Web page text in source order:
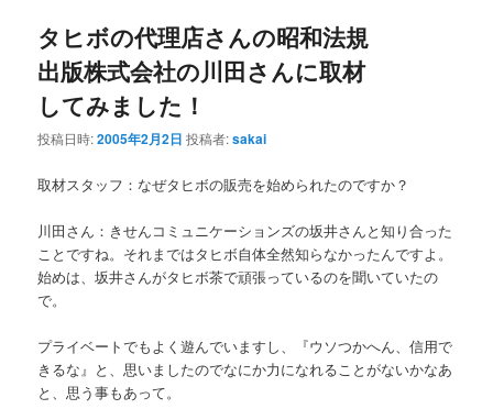
ビ
ゲ
ー
シ
ョ
ン
タヒボの代理店さんの昭和法規
出版株式会社の川田さんに取材
してみました！
投稿日時:2005年2月2日 投稿者:sakai
取材スタッフ：なぜタヒボの販売を始められたのですか？
川田さん：きせんコミュニケーションズの坂井さんと知り合った
ことですね。それまではタヒボ自体全然知らなかったんですよ。
始めは、坂井さんがタヒボ茶で頑張っているのを聞いていたの
で。
プライベートでもよく遊んでいますし、『ウソつかへん、信用で
きるな』と、思いましたのでなにか力になれることがないかなあ
と、思う事もあって。